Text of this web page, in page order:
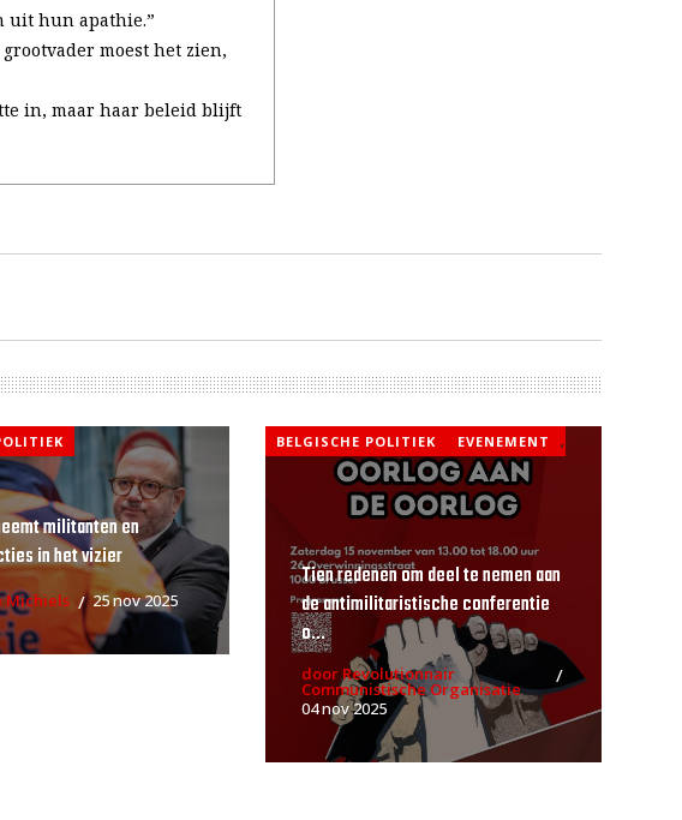
uit hun apathie.”
moest het zien,
in, maar haar beleid blijft
militanten en
in het vizier
Michiels 25 nov 2025
BELGISCHE POLITIEK ,
EVENEMENT
Tien redenen om deel te nemen aan
de antimilitaristische conferentie
o...
door Revolutionnair
Communistische Organisatie
04 nov 2025